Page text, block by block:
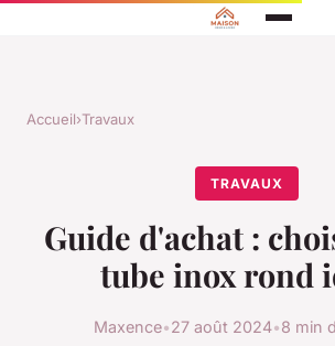
Accueil›Travaux
TRAVAUX
Guide d'achat :
tube inox rond
Maxence•27 août 2024•8 min